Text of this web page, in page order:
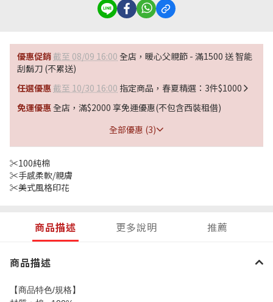
優惠促銷 截至 08/09 16:00 全店，暖心父親節 - 滿1500 送 智能
刮鬍刀 (不累送)
任選優惠 截至 10/30 16:00 指定商品，春夏精選：3件$1000
免運優惠全店，滿$2000 享免運優惠(不包含西裝租借)
全部優惠 (3)
✂️100純棉
✂️手感柔軟/親膚
✂️美式風格印花
商品描述 更多說明 推薦
商品描述
【商品特色/規格】